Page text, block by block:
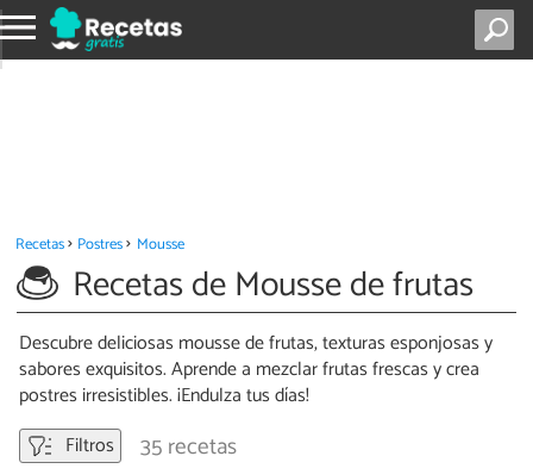
Recetas Postres Mousse
Recetas de Mousse de frutas
Descubre deliciosas mousse de frutas, texturas esponjosas y
sabores exquisitos. Aprende a mezclar frutas frescas y crea
postres irresistibles. ¡Endulza tus días!
Filtros
35 recetas